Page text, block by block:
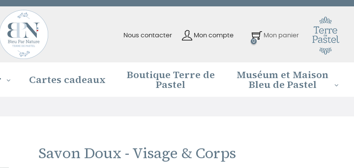
Nous contacter Mon compte Mon panier
0
Cartes cadeaux Boutique Terre de
Pastel
Muséum et Maison
Bleu de Pastel
Savon Doux - Visage & Corps